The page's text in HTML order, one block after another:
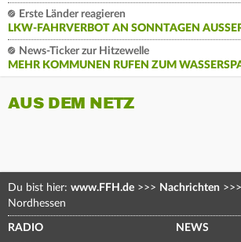
Erste Länder reagieren
LKW-FAHRVERBOT AN SONNTAGEN AUSSER
News-Ticker zur Hitzewelle
MEHR KOMMUNEN RUFEN ZUM
AUS DEM NETZ
Du bist hier: www.FFH.de >>> Nachrichten >>>
Nordhessen
RADIO NEWS